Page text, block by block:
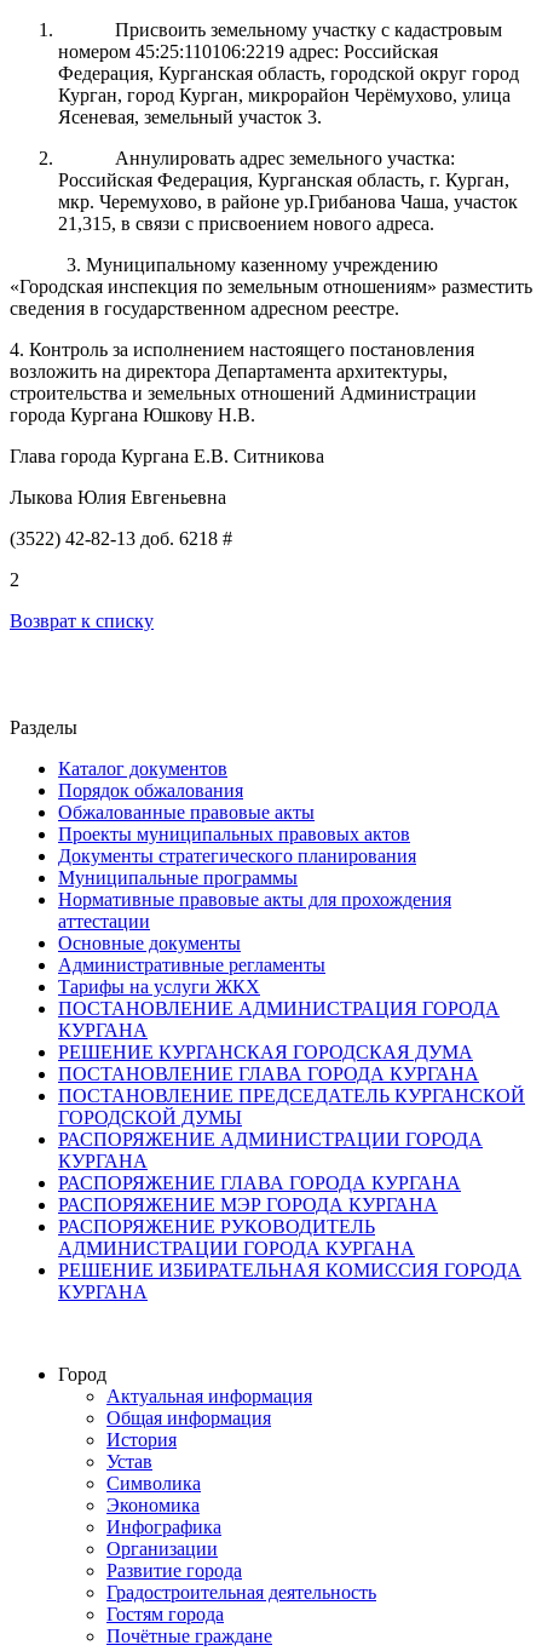
Присвоить земельному участку с кадастровым
номером 45:25:110106:2219 адрес: Российская
Федерация, Курганская область, городской округ город
Курган, город Курган, микрорайон Черёмухово, улица
Ясеневая, земельный участок 3.
Аннулировать адрес земельного участка:
Российская Федерация, Курганская область, г. Курган,
мкр. Черемухово, в районе ур.Грибанова Чаша, участок
21,315, в связи с присвоением нового адреса.
3. Муниципальному казенному учреждению
«Городская инспекция по земельным отношениям» разместить
сведения в государственном адресном реестре.
4. Контроль за исполнением настоящего постановления
возложить на директора Департамента архитектуры,
строительства и земельных отношений Администрации
города Кургана Юшкову Н.В.
Глава города Кургана Е.В. Ситникова
Лыкова Юлия Евгеньевна
(3522) 42-82-13 доб. 6218 #
2
Возврат к списку
Разделы
Каталог документов
Порядок обжалования
Обжалованные правовые акты
Проекты муниципальных правовых актов
Документы стратегического планирования
Муниципальные программы
Нормативные правовые акты для прохождения
аттестации
Основные документы
Административные регламенты
Тарифы на услуги ЖКХ
ПОСТАНОВЛЕНИЕ АДМИНИСТРАЦИЯ ГОРОДА
КУРГАНА
РЕШЕНИЕ КУРГАНСКАЯ ГОРОДСКАЯ ДУМА
ПОСТАНОВЛЕНИЕ ГЛАВА ГОРОДА КУРГАНА
ПОСТАНОВЛЕНИЕ ПРЕДСЕДАТЕЛЬ КУРГАНСКОЙ
ГОРОДСКОЙ ДУМЫ
РАСПОРЯЖЕНИЕ АДМИНИСТРАЦИИ ГОРОДА
КУРГАНА
РАСПОРЯЖЕНИЕ ГЛАВА ГОРОДА КУРГАНА
РАСПОРЯЖЕНИЕ МЭР ГОРОДА КУРГАНА
РАСПОРЯЖЕНИЕ РУКОВОДИТЕЛЬ
АДМИНИСТРАЦИИ ГОРОДА КУРГАНА
РЕШЕНИЕ ИЗБИРАТЕЛЬНАЯ КОМИССИЯ ГОРОДА
КУРГАНА
Город
Актуальная информация
Общая информация
История
Устав
Символика
Экономика
Инфографика
Организации
Развитие города
Градостроительная деятельность
Гостям города
Почётные граждане